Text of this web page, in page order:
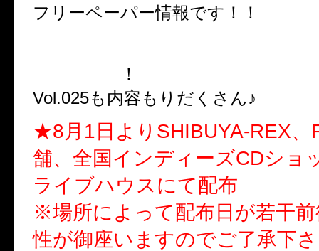
フリーペーパー情報です！！
！
Vol.025も内容もりだくさん♪
★8月1日よりSHIBUYA-REX、
舗、全国インディーズCDショ
ライブハウスにて配布
※場所によって配布日が若干
性が御座いますのでご了承下